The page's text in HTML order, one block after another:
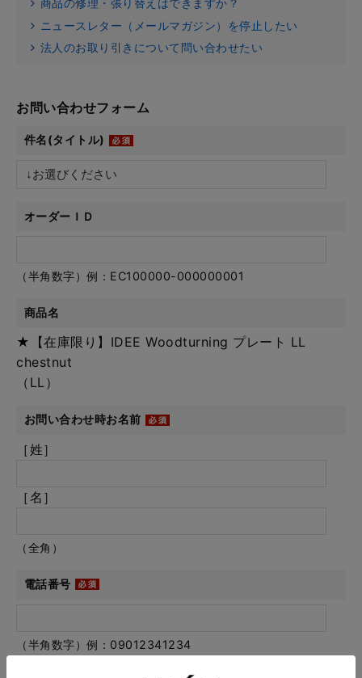
商品の修理・張り替えはできますか？
ニュースレター（メールマガジン）を停止したい
法人のお取り引きについて問い合わせたい
お問い合わせフォーム
件名(タイトル)
オーダーＩＤ
（半角数字）例：EC100000-000000001
商品名
★【在庫限り】IDEE Woodturning プレート LL
chestnut
（LL）
お問い合わせ時お名前
［姓］
［名］
（全角）
電話番号
（半角数字）例：09012341234